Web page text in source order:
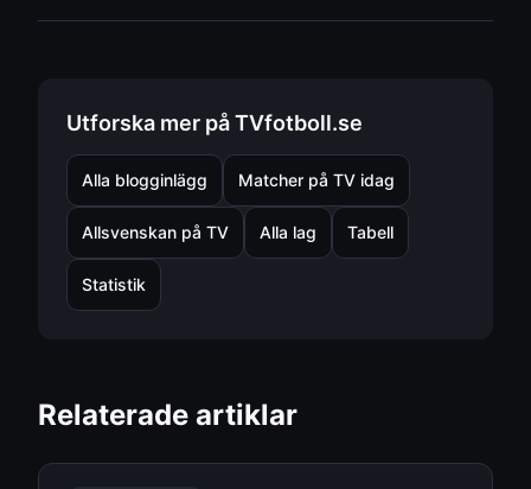
Utforska mer på TVfotboll.se
Alla blogginlägg Matcher på TV idag
Allsvenskan på TV Alla lag Tabell
Statistik
Relaterade artiklar